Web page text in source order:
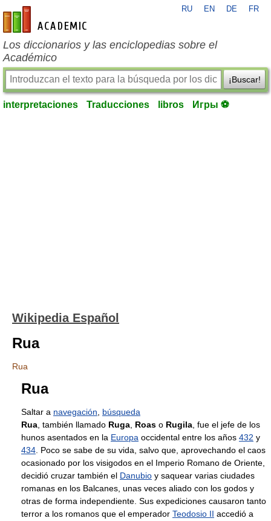
es-academic.com
RU EN DE FR
Los diccionarios y las enciclopedias sobre el
Académico
¡Buscar!
interpretaciones Traducciones libros Игры ⚽
Wikipedia Español
Rua
Rua
Rua
Saltar a navegación
búsqueda
Rua , también llamado Ruga Roas o Rugila , fue el jefe de los
hunos asentados en la Europa occidental entre los años 432 y
434 . Poco se sabe de su vida, salvo que, aprovechando el caos
ocasionado por los visigodos en el Imperio Romano de Oriente,
decidió cruzar también el Danubio y saquear varias ciudades
romanas en los Balcanes, unas veces aliado con los godos y
otras de forma independiente. Sus expediciones causaron tanto
terror a los romanos que el emperador Teodosio II accedió a